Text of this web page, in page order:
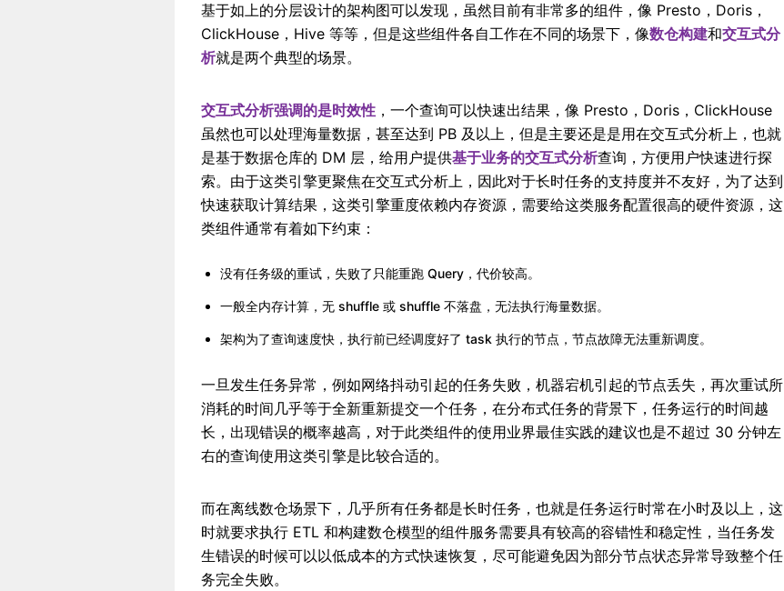
基于如上的分层设计的架构图可以发现，虽然目前有非常多的组件，像 Presto，Doris，
ClickHouse，Hive 等等，但是这些组件各自工作在不同的场景下，像数仓构建和交互式分
析就是两个典型的场景。
交互式分析强调的是时效性 ，一个查询可以快速出结果，像 Presto，Doris，ClickHouse
虽然也可以处理海量数据，甚至达到 PB 及以上，但是主要还是是用在交互式分析上，也就
是基于数据仓库的 DM 层，给用户提供基于业务的交互式分析查询，方便用户快速进行探
索。由于这类引擎更聚焦在交互式分析上，因此对于长时任务的支持度并不友好，为了达到
快速获取计算结果，这类引擎重度依赖内存资源，需要给这类服务配置很高的硬件资源，这
类组件通常有着如下约束：
没有任务级的重试，失败了只能重跑 Query，代价较高。
一般全内存计算，无 shuffle 或 shuffle 不落盘，无法执行海量数据。
架构为了查询速度快，执行前已经调度好了 task 执行的节点，节点故障无法重新调度。
一旦发生任务异常，例如网络抖动引起的任务失败，机器宕机引起的节点丢失，再次重试所
消耗的时间几乎等于全新重新提交一个任务，在分布式任务的背景下，任务运行的时间越
长，出现错误的概率越高，对于此类组件的使用业界最佳实践的建议也是不超过 30 分钟左
右的查询使用这类引擎是比较合适的。
而在离线数仓场景下，几乎所有任务都是长时任务，也就是任务运行时常在小时及以上，这
时就要求执行 ETL 和构建数仓模型的组件服务需要具有较高的容错性和稳定性，当任务发
生错误的时候可以以低成本的方式快速恢复，尽可能避免因为部分节点状态异常导致整个任
务完全失败。